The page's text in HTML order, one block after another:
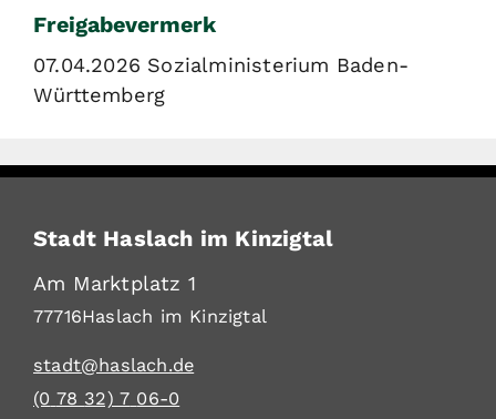
Freigabevermerk
07.04.2026 Sozialministerium Baden-
Württemberg
Stadt Haslach im Kinzigtal
Am Marktplatz 1
77716Haslach im Kinzigtal
stadt@haslach.de
(0 78 32) 7 06-0